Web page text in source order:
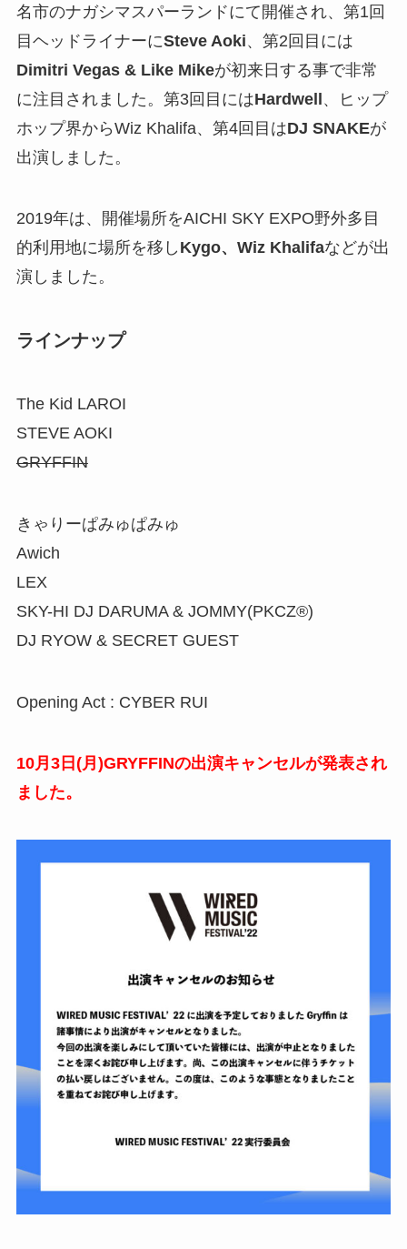
名市のナガシマスパーランドにて開催され、第1回
目ヘッドライナーにSteve Aoki、第2回目には
Dimitri Vegas & Like Mikeが初来日する事で非常
に注目されました。第3回目にはHardwell、ヒップ
ホップ界からWiz Khalifa、第4回目はDJ SNAKEが
出演しました。
2019年は、開催場所をAICHI SKY EXPO野外多目
的利用地に場所を移し Kygo、Wiz Khalifaなどが出
演しました。
ラインナップ
The Kid LAROI
STEVE AOKI
GRYFFIN
きゃりーぱみゅぱみゅ
Awich
LEX
SKY-HI DJ DARUMA & JOMMY(PKCZ®︎)
DJ RYOW & SECRET GUEST
Opening Act : CYBER RUI
10月3日(月)GRYFFINの出演キャンセルが発表され
ました。